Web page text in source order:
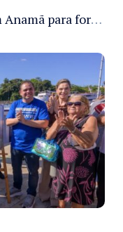
Cosama inicia força-tarefa em Anamã para fortalecer abastecimento de água e segurança hídrica da população